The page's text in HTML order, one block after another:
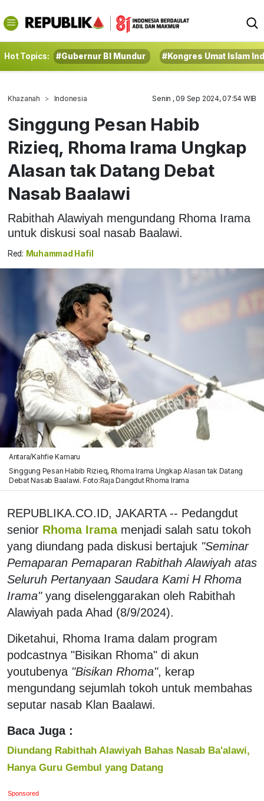
Hot Topics: #Gubernur BI Mundur #Kongres Umat Islam
Khazanah Indonesia Senin , 09 Sep 2024, 07:54 WIB
Singgung Pesan Habib
Rizieq, Rhoma Irama Ungkap
Alasan tak Datang Debat
Nasab Baalawi
Rabithah Alawiyah mengundang Rhoma Irama
untuk diskusi soal nasab Baalawi.
Red: Muhammad Hafil
Antara/Kahfie Kamaru
Singgung Pesan Habib Rizieq, Rhoma Irama Ungkap Alasan tak Datang
Debat Nasab Baalawi. Foto:Raja Dangdut Rhoma Irama
REPUBLIKA.CO.ID, JAKARTA -- Pedangdut
senior Rhoma Irama menjadi salah satu tokoh
yang diundang pada diskusi bertajuk "Seminar
Pemaparan Pemaparan Rabithah Alawiyah atas
Seluruh Pertanyaan Saudara Kami H Rhoma
Irama"yang diselenggarakan oleh Rabithah
Alawiyah pada Ahad (8/9/2024).
Diketahui, Rhoma Irama dalam program
podcastnya "Bisikan Rhoma" di akun
youtubenya "Bisikan Rhoma", kerap
mengundang sejumlah tokoh untuk membahas
seputar nasab Klan Baalawi.
Baca Juga :
Diundang Rabithah Alawiyah Bahas Nasab Ba'alawi,
Hanya Guru Gembul yang Datang
Sponsored